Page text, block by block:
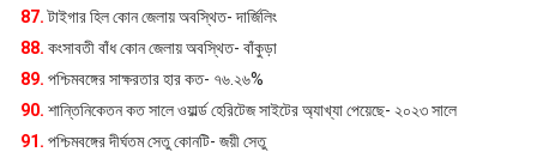
87.টাইগার হিল কোন জেলায় অবস্থিত- দার্জিলিং
88. কংসাবতী বাঁধ কোন জেলায় অবস্থিত- বাঁকুড়া
89. পশ্চিমবঙ্গের সাক্ষরতার হার কত- ৭৬.২৬%
90. শান্তিনিকেতন কত সালে ওয়ার্ল্ড হেরিটেজ সাইটের অ্যাখ্যা পেয়েছে- ২০২৩ সালে
91. পশ্চিমবঙ্গের দীর্ঘতম সেতু কোনটি- জয়ী সেতু